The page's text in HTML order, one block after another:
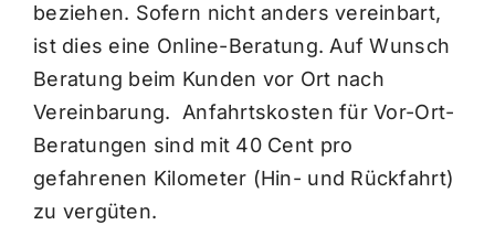
beziehen. Sofern nicht anders vereinbart,
ist dies eine Online-Beratung. Auf Wunsch
Beratung beim Kunden vor Ort nach
Vereinbarung. Anfahrtskosten für Vor-Ort-
Beratungen sind mit 40 Cent pro
gefahrenen Kilometer (Hin- und Rückfahrt)
zu vergüten.